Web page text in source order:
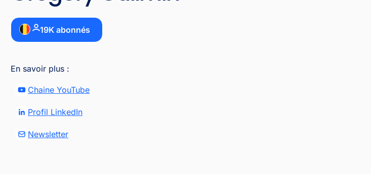
19K abonnés
En savoir plus :
Chaine YouTube
Profil LinkedIn
Newsletter